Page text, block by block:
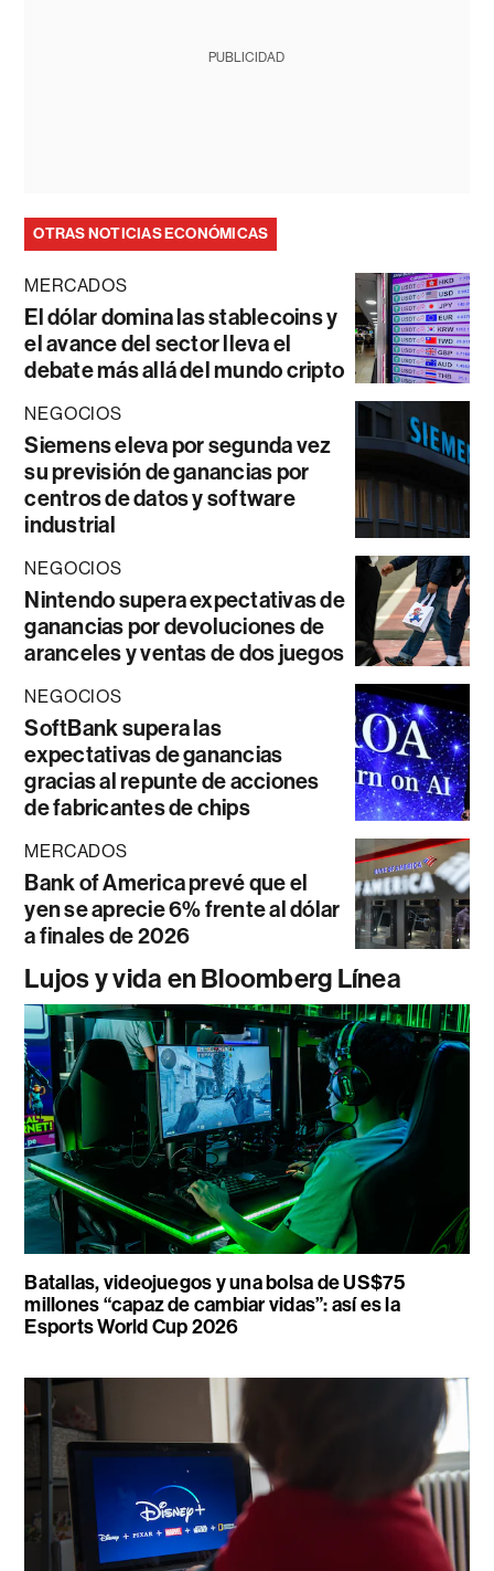
PUBLICIDAD
OTRAS NOTICIAS ECONÓMICAS
MERCADOS
El dólar domina las stablecoins y
el avance del sector lleva el
debate más allá del mundo cripto
NEGOCIOS
Siemens eleva por segunda vez
su previsión de ganancias por
centros de datos y software
industrial
NEGOCIOS
Nintendo supera expectativas de
ganancias por devoluciones de
aranceles y ventas de dos juegos
NEGOCIOS
SoftBank supera las
expectativas de ganancias
gracias al repunte de acciones
de fabricantes de chips
MERCADOS
Bank of America prevé que el
yen se aprecie 6% frente al dólar
a finales de 2026
Lujos y vida en Bloomberg Línea
Batallas, videojuegos y una bolsa de US$75
millones “capaz de cambiar vidas”: así es la
Esports World Cup 2026